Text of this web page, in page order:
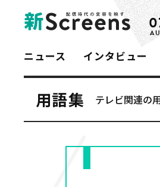
ニュース インタビュー
用語集 テレビ関連の